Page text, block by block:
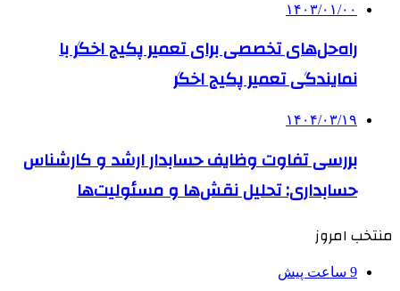
۱۴۰۳/۰۱/۰۰
راه‌حل‌های تخصصی برای تعمیر پکیج اخگر با
نمایندگی تعمیر پکیج اخگر
۱۴۰۴/۰۳/۱۹
بررسی تفاوت وظایف حسابدار ارشد و کارشناس
حسابداری: تحلیل نقش‌ها و مسئولیت‌ها
منتخب امروز
9 ساعت پیش